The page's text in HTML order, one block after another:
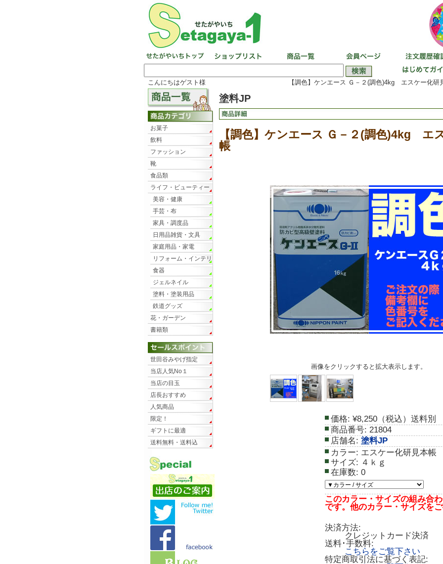
こんにちはゲスト様 【調色】ケンエース Ｇ－２(調色)4kg エスケー化研
塗料JP
【調色】ケンエース Ｇ－２(調色)4kg エ
帳
画像をクリックすると拡大表示します。
価格: ¥8,250（税込）送料別
商品番号: 21804
店舗名: 塗料JP
カラー: エスケー化研見本帳
サイズ: ４ｋｇ
在庫数: 0
このカラー・サイズの組み合
です。他のカラー・サイズを
決済方法:
クレジットカード決済
送料･手数料:
こちらをご覧下さい
特定商取引法に基づく表記:
お菓子
飲料
ファッション
靴
食品類
ライフ・ビューティー
美容・健康
手芸・布
家具・調度品
日用品雑貨・文具
家庭用品・家電
リフォーム・インテリ
ア
食器
ジェルネイル
塗料・塗装用品
鉄道グッズ
花・ガーデン
書籍類
世田谷みやげ指定
当店人気No１
当店の目玉
店長おすすめ
人気商品
限定！
ギフトに最適
送料無料・送料込